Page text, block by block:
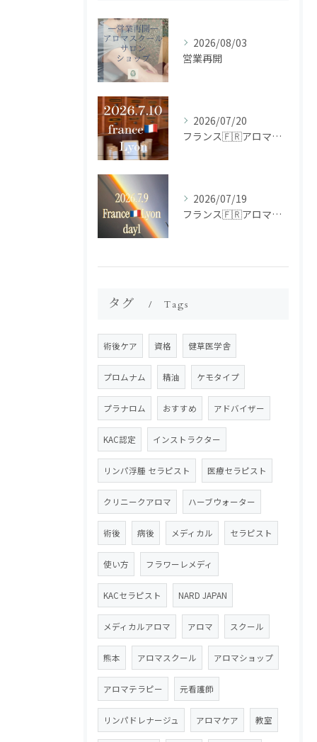
2026/08/03
営業再開
2026/07/20
フランス🇫🇷アロマ研修ツアー𝗱𝗮𝘆𝟮
2026/07/19
フランス🇫🇷アロマ研修ツアー𝗱𝗮𝘆𝟭
タグ Tags
術後ケア 資格 健草医学舎
プロムナム 精油 ケモタイプ
プラナロム おすすめ アドバイザー
KAC認定 インストラクター
リンパ浮腫 セラピスト 医療セラピスト
クリニークアロマ ハーブウォーター
術後 病後 メディカル セラピスト
使い方 フラワーレメディ
KACセラピスト NARD JAPAN
メディカルアロマ アロマ スクール
熊本 アロマスクール アロマショップ
アロマテラピー 元看護師
リンパドレナージュ アロマケア 教室